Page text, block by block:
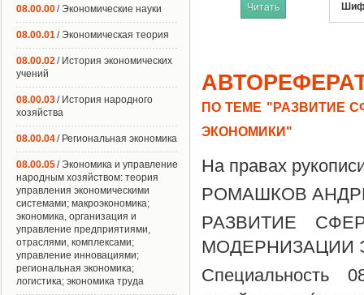
Читать
ПО ТЕМЕ "РАЗВИТИЕ
ЭКОНОМИКИ"
На правах
РОМАШКОВ
РАЗВИТИЕ
МОДЕРНИЗАЦИИ
Специальность
08.00.00/ Экономические науки
08.00.01/ Экономическая теория
08.00.02/ История экономических
учений
08.00.03/ История народного
хозяйства
08.00.04/ Региональная экономика
08.00.05/ Экономика и управление
народным хозяйством: теория
управления экономическими
системами; макроэкономика;
экономика, организация и
управление предприятиями,
отраслями, комплексами;
управление инновациями;
региональная экономика;
логистика; экономика труда